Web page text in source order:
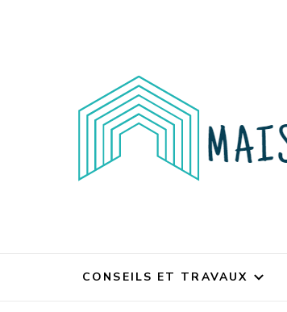
CONSEILS ET TRAVAUX